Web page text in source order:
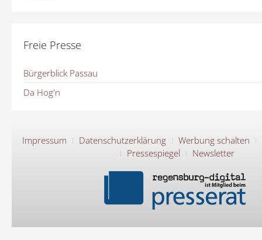
Freie Presse
Bürgerblick Passau
Da Hog'n
Impressum Datenschutzerklärung
Werbung schalten
Pressespiegel
Newsletter